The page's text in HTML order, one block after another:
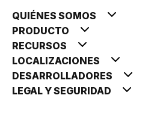
QUIÉNES SOMOS
PRODUCTO
RECURSOS
LOCALIZACIONES
DESARROLLADORES
LEGAL Y SEGURIDAD